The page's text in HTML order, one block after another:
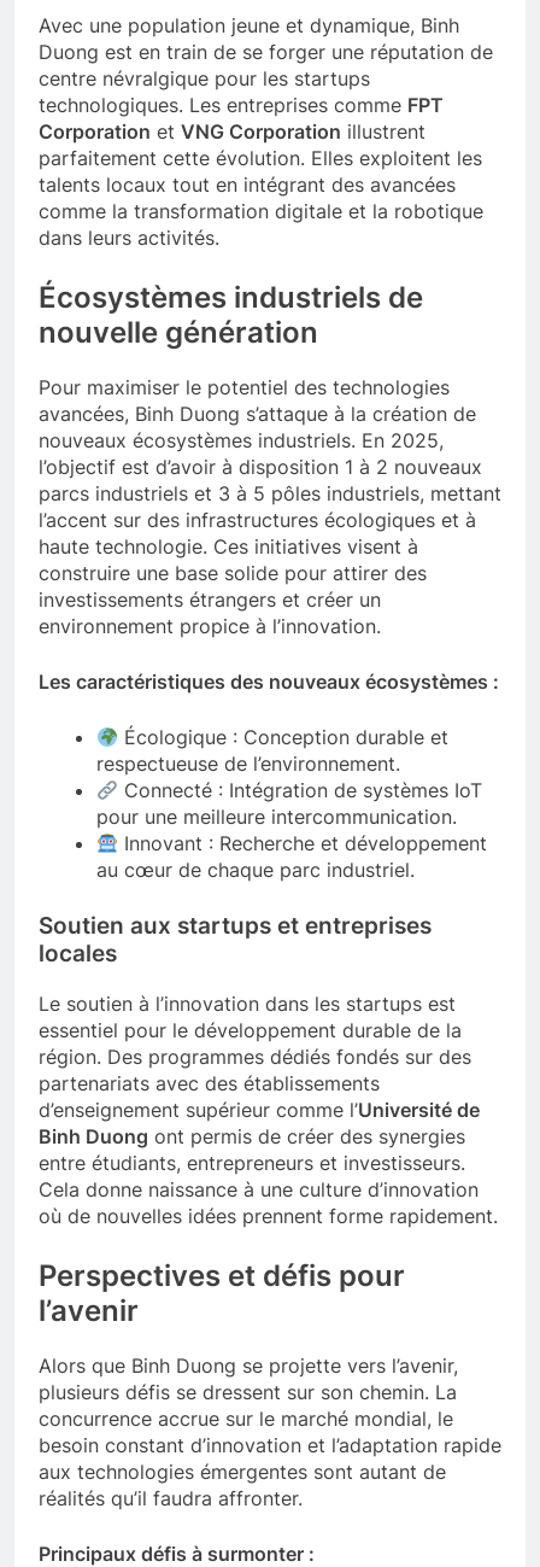
Avec une population jeune et dynamique, Binh
Duong est en train de se forger une réputation de
centre névralgique pour les startups
technologiques. Les entreprises comme FPT
Corporation et VNG Corporation illustrent
parfaitement cette évolution. Elles exploitent les
talents locaux tout en intégrant des avancées
comme la transformation digitale et la robotique
dans leurs activités.
Écosystèmes industriels de
nouvelle génération
Pour maximiser le potentiel des technologies
avancées, Binh Duong s’attaque à la création de
nouveaux écosystèmes industriels. En 2025,
l’objectif est d’avoir à disposition 1 à 2 nouveaux
parcs industriels et 3 à 5 pôles industriels, mettant
l’accent sur des infrastructures écologiques et à
haute technologie. Ces initiatives visent à
construire une base solide pour attirer des
investissements étrangers et créer un
environnement propice à l’innovation.
Les caractéristiques des nouveaux écosystèmes :
Écologique : Conception durable et
respectueuse de l’environnement.
Connecté : Intégration de systèmes IoT
pour une meilleure intercommunication.
Innovant : Recherche et développement
au cœur de chaque parc industriel.
Soutien aux startups et entreprises
locales
Le soutien à l’innovation dans les startups est
essentiel pour le développement durable de la
région. Des programmes dédiés fondés sur des
partenariats avec des établissements
d’enseignement supérieur comme l’Université de
Binh Duong ont permis de créer des synergies
entre étudiants, entrepreneurs et investisseurs.
Cela donne naissance à une culture d’innovation
où de nouvelles idées prennent forme rapidement.
Perspectives et défis pour
l’avenir
Alors que Binh Duong se projette vers l’avenir,
plusieurs défis se dressent sur son chemin. La
concurrence accrue sur le marché mondial, le
besoin constant d’innovation et l’adaptation rapide
aux technologies émergentes sont autant de
réalités qu’il faudra affronter.
Principaux défis à surmonter :